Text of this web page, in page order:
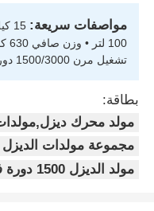
مولد استخدام منزلي
مولد ضجيج منخفض
مواصفات سريعة:
تشغيل مرن 1500/3000 دورة في الدقيقة
بطاقة:
مولد محرك
مجموعة مولدات الديزل
مولد الديزل 1500 دورة في الدقيقة